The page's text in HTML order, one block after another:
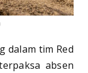
dalam tim Red
absen